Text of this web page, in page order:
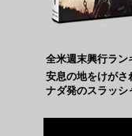
全米週末興行ラン
安息の地をけがさ
ナダ発のスラッシ